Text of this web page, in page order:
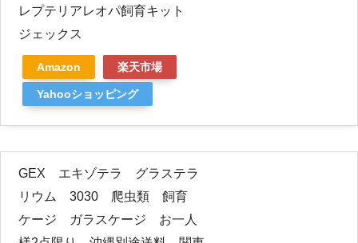
レプテリアレオパ飼育キット
ジェックス
Amazon 楽天市場
Yahooショッピング
GEX エキゾテラ グラステラ
リウム 3030 爬虫類 飼育
ケージ ガラスケージ お一人